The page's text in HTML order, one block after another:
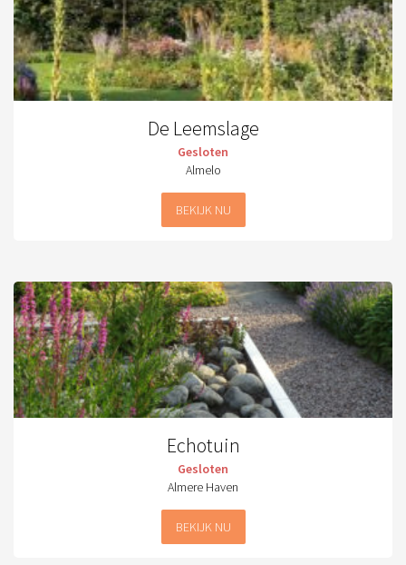
De Leemslage
Gesloten
Almelo
BEKIJK NU
Echotuin
Gesloten
Almere Haven
BEKIJK NU